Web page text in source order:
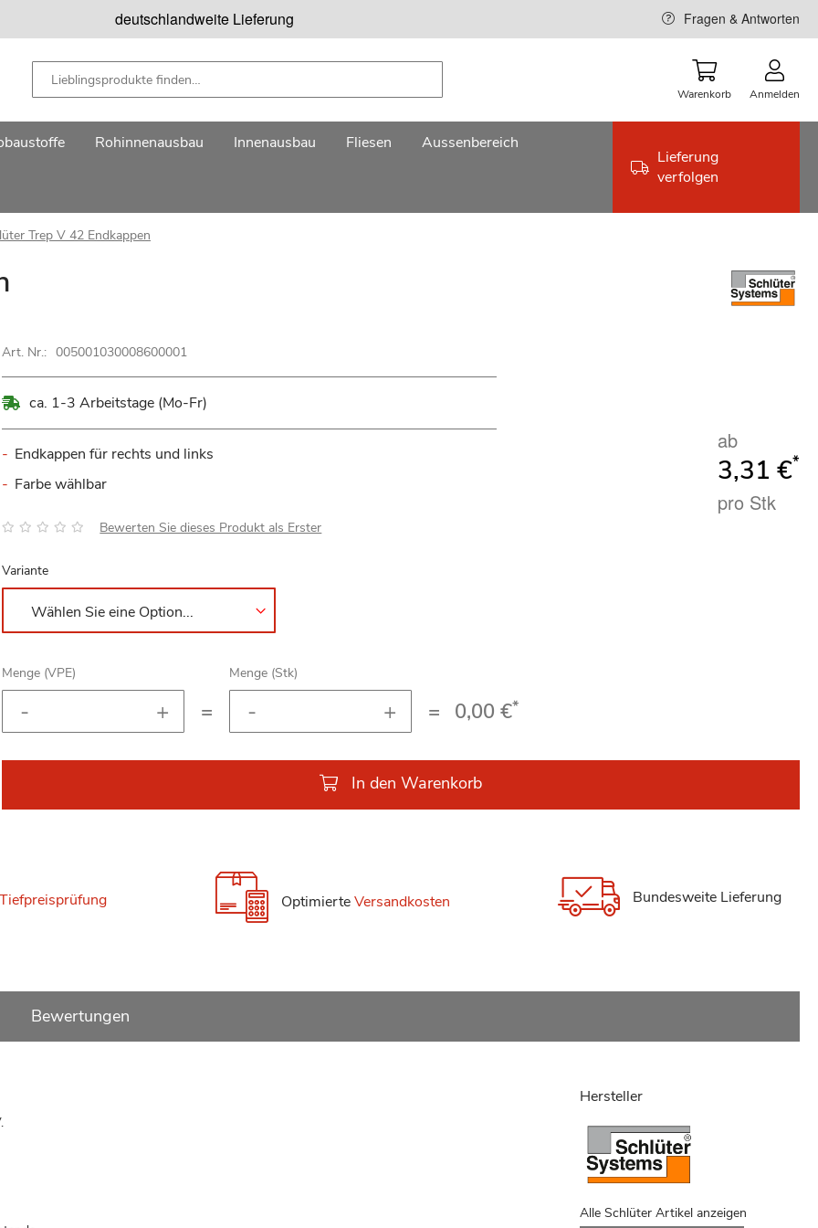
deutschlandweite Lieferung Fragen & Antworten
Warenkorb Anmelden
Rohinnenausbau Innenausbau Fliesen Aussenbereich
Lieferung
verfolgen
Trep V 42 Endkappen
Art. Nr.: 005001030008600001
ca. 1-3 Arbeitstage (Mo-Fr)
Endkappen für rechts und links
Farbe wählbar
Bewertung: Bewerten Sie dieses Produkt als Erster
ab
3,31 €*
pro Stk
Variante
Menge (VPE)
=
Menge (Stk)
= 0,00 €*
In den Warenkorb
Tiefpreisprüfung OptimierteVersandkosten Bundesweite Lieferung
Bewertungen
Hersteller
Alle Schlüter Artikel anzeigen